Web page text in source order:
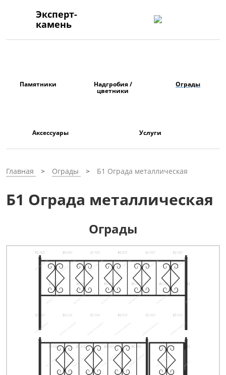
Эксперт-
камень
Памятники Надгробия /
цветники
Ограды
Аксессуары Услуги
Главная Ограды Б1 Ограда металлическая
Б1 Ограда металлическая
Ограды